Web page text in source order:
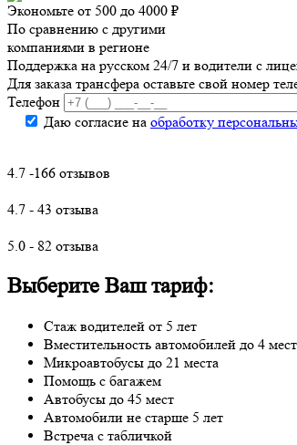
Экономьте от 500 до 4000 ₽
По сравнению с другими
компаниями в регионе
Поддержка на русском 24/7 и водители с
Для заказа трансфера оставьте свой номер
Телефон
Даю согласие на обработку
4.7 -166 отзывов
4.7 - 43 отзыва
5.0 - 82 отзыва
Выберите Ваш тариф:
Стаж водителей от 5 лет
Вместительность автомобилей до 4 мест
Микроавтобусы до 21 места
Помощь с багажем
Автобусы до 45 мест
Автомобили не старше 5 лет
Встреча с табличкой